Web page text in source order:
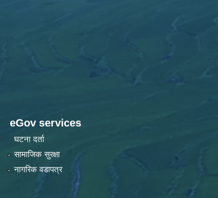
eGov services
घटना दर्ता
सामाजिक सुरक्षा
नागरिक वडापत्र